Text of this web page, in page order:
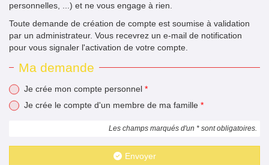
personnelles, ...) et ne vous engage à rien.
Toute demande de création de compte est soumise à validation
par un administrateur. Vous recevrez un e-mail de notification
pour vous signaler l'activation de votre compte.
Ma demande
Je crée mon compte personnel *
Je crée le compte d'un membre de ma famille *
Les champs marqués d'un * sont obligatoires.
Envoyer